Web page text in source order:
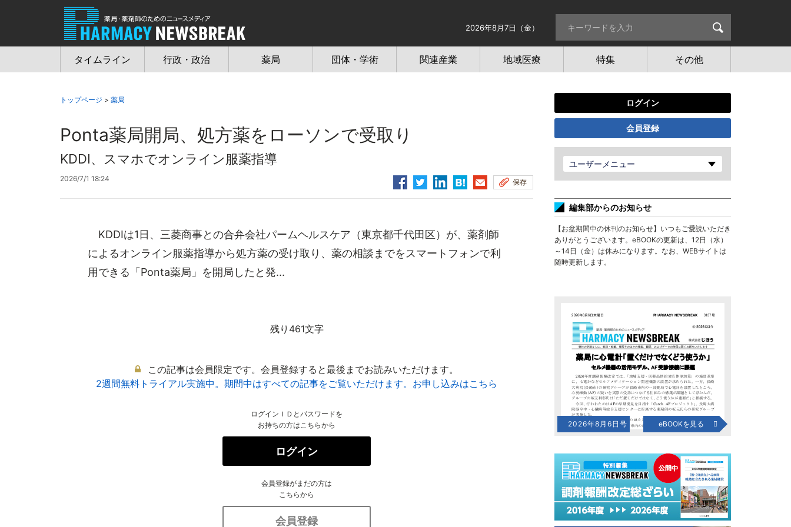
2026年8月7日（金）
タイムライン 行政・政治 薬局 団体・学術 関連産業 地域医療 特集 その他
トップページ > 薬局
Ponta薬局開局、処方薬をローソンで受取り
KDDI、スマホでオンライン服薬指導
2026/7/1 18:24 保存
KDDIは1日、三菱商事との合弁会社パームヘルスケア（東京都千代田区）が、薬剤師
によるオンライン服薬指導から処方薬の受け取り、薬の相談までをスマートフォンで利
用できる「Ponta薬局」を開局したと発...
残り461文字
この記事は会員限定です。会員登録すると最後までお読みいただけます。
2週間無料トライアル実施中。期間中はすべての記事をご覧いただけます。お申し込みはこちら
ログインＩＤとパスワードを
お持ちの方はこちらから
ログイン
会員登録がまだの方は
こちらから
会員登録
ログイン
会員登録
ユーザーメニュー
編集部からのお知らせ
【お盆期間中の休刊のお知らせ】いつもご愛読いただき
ありがとうございます。eBOOKの更新は、12日（水）
～14日（金）は休みになります。なお、WEBサイトは
随時更新します。
2026年8月6日号 eBOOKを見る